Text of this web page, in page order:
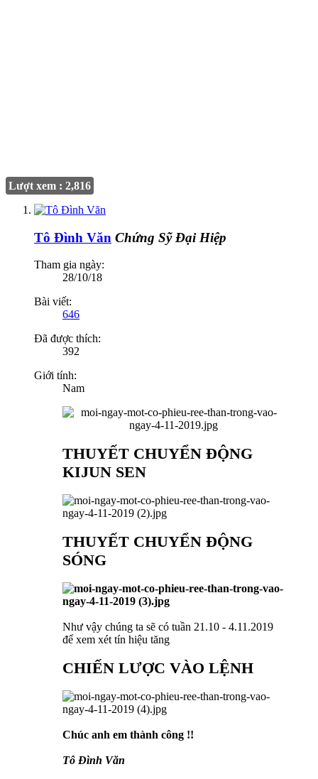
Lượt xem : 2,816
Tô Đình Văn Chứng Sỹ Đại Hiệp
Tham gia ngày:
28/10/18
Bài viết:
646
Đã được thích:
392
Giới tính:
Nam
THUYẾT CHUYỂN ĐỘNG
KIJUN SEN
THUYẾT CHUYỂN ĐỘNG
SÓNG
Như vậy chúng ta sẽ có tuần 21.10 - 4.11.2019
để xem xét tín hiệu tăng
CHIẾN LƯỢC VÀO LỆNH
Chúc anh em thành công !!
Tô Đình Văn